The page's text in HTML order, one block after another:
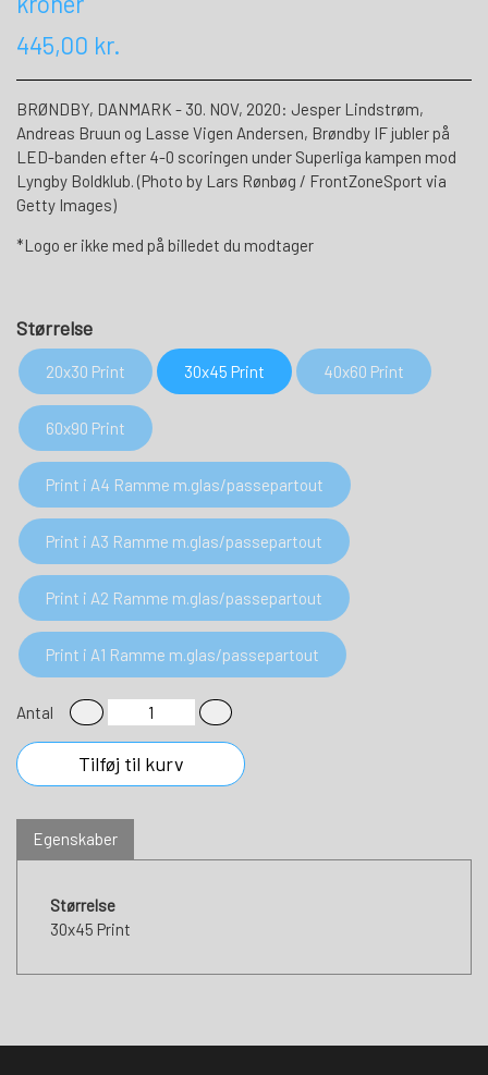
445,00 kr.
BRØNDBY, DANMARK - 30. NOV, 2020: Jesper Lindstrøm,
Andreas Bruun og Lasse Vigen Andersen, Brøndby IF jubler på
LED-banden efter 4-0 scoringen under Superliga kampen mod
Lyngby Boldklub. (Photo by Lars Rønbøg / FrontZoneSport via
Getty Images)
*Logo er ikke med på billedet du modtager
Størrelse
20x30 Print 30x45 Print 40x60 Print
60x90 Print
Print i A4 Ramme m.glas/passepartout
Print i A3 Ramme m.glas/passepartout
Print i A2 Ramme m.glas/passepartout
Print i A1 Ramme m.glas/passepartout
Antal
Tilføj til kurv
Egenskaber
Størrelse
30x45 Print